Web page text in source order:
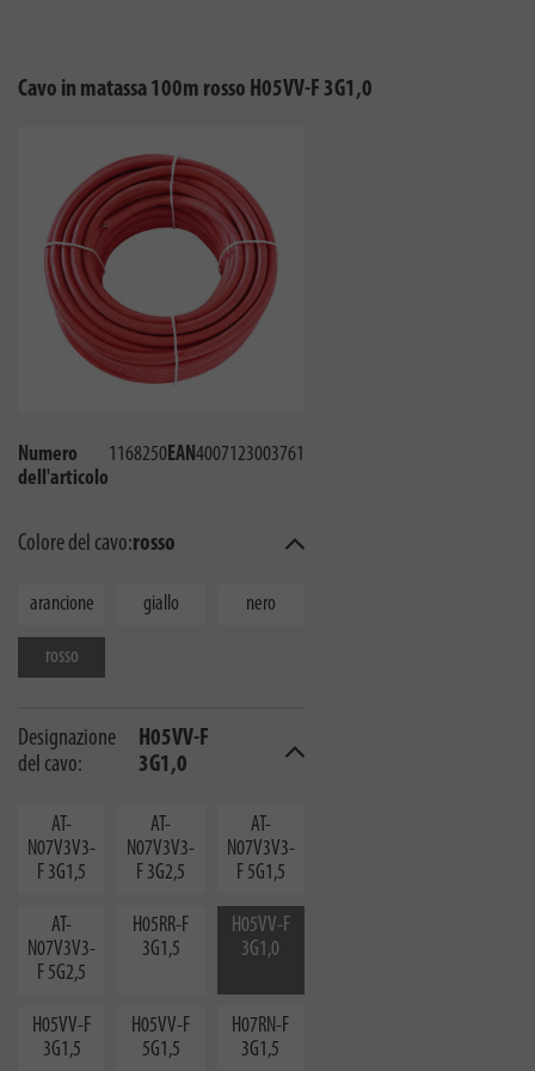
Cavo in matassa 100m rosso H05VV-F 3G1,0
Numero
dell'articolo
1168250EAN4007123003761
Colore del cavo:rosso
arancione giallo nero
rosso
Designazione
del cavo:
H05VV-F
3G1,0
AT-
N07V3V3-
F 3G1,5
AT-
N07V3V3-
F 3G2,5
AT-
N07V3V3-
F 5G1,5
AT-
N07V3V3-
F 5G2,5
H05RR-F
3G1,5
H05VV-F
3G1,0
H05VV-F
3G1,5
H05VV-F
5G1,5
H07RN-F
3G1,5